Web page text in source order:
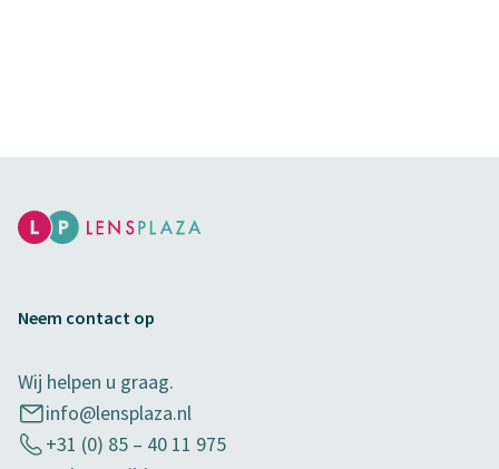
Neem contact op
Wij helpen u graag.
info@lensplaza.nl
+31 (0) 85 – 40 11 975